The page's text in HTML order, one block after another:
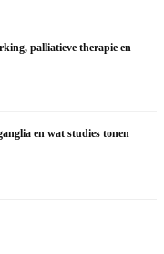
palliatieve therapie en
en wat studies tonen